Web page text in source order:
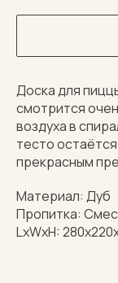
Доска для
смотрится
воздуха в
тесто
прекрасным
Материал: Дуб
Пропитка:
LxWxH: